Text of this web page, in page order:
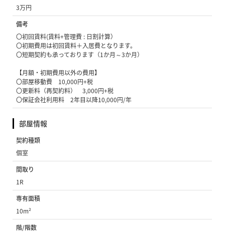
3万円
備考
〇初回賃料(賃料+管理費 : 日割計算）
〇初期費用は初回賃料＋入居費となります。
〇短期契約も承っております（1か月～3か月）
【月額・初期費用以外の費用】
〇部屋移動費 10,000円+税
〇更新料（再契約料） 3,000円+税
〇保証会社利用料 2年目以降10,000円/年
部屋情報
契約種類
個室
間取り
1R
専有面積
10m²
階/階数